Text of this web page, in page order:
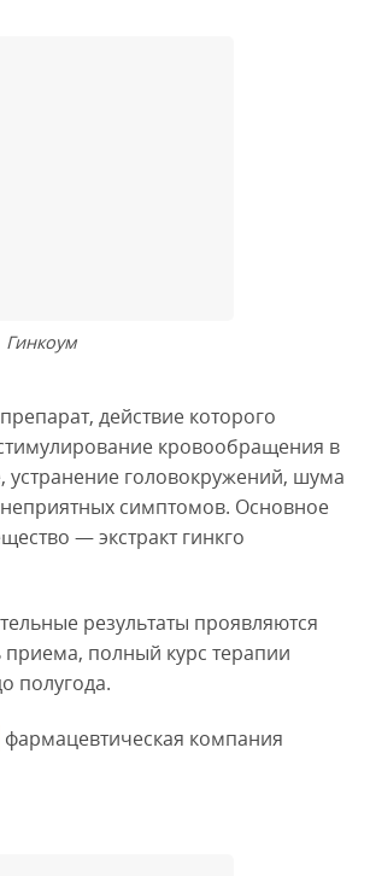
Гинкоум
действие которого
кровообращения в
устранение головокружений, шума
симптомов. Основное
— экстракт гинкго
результаты проявляются
приема, полный курс терапии
полугода.
фармацевтическая компания